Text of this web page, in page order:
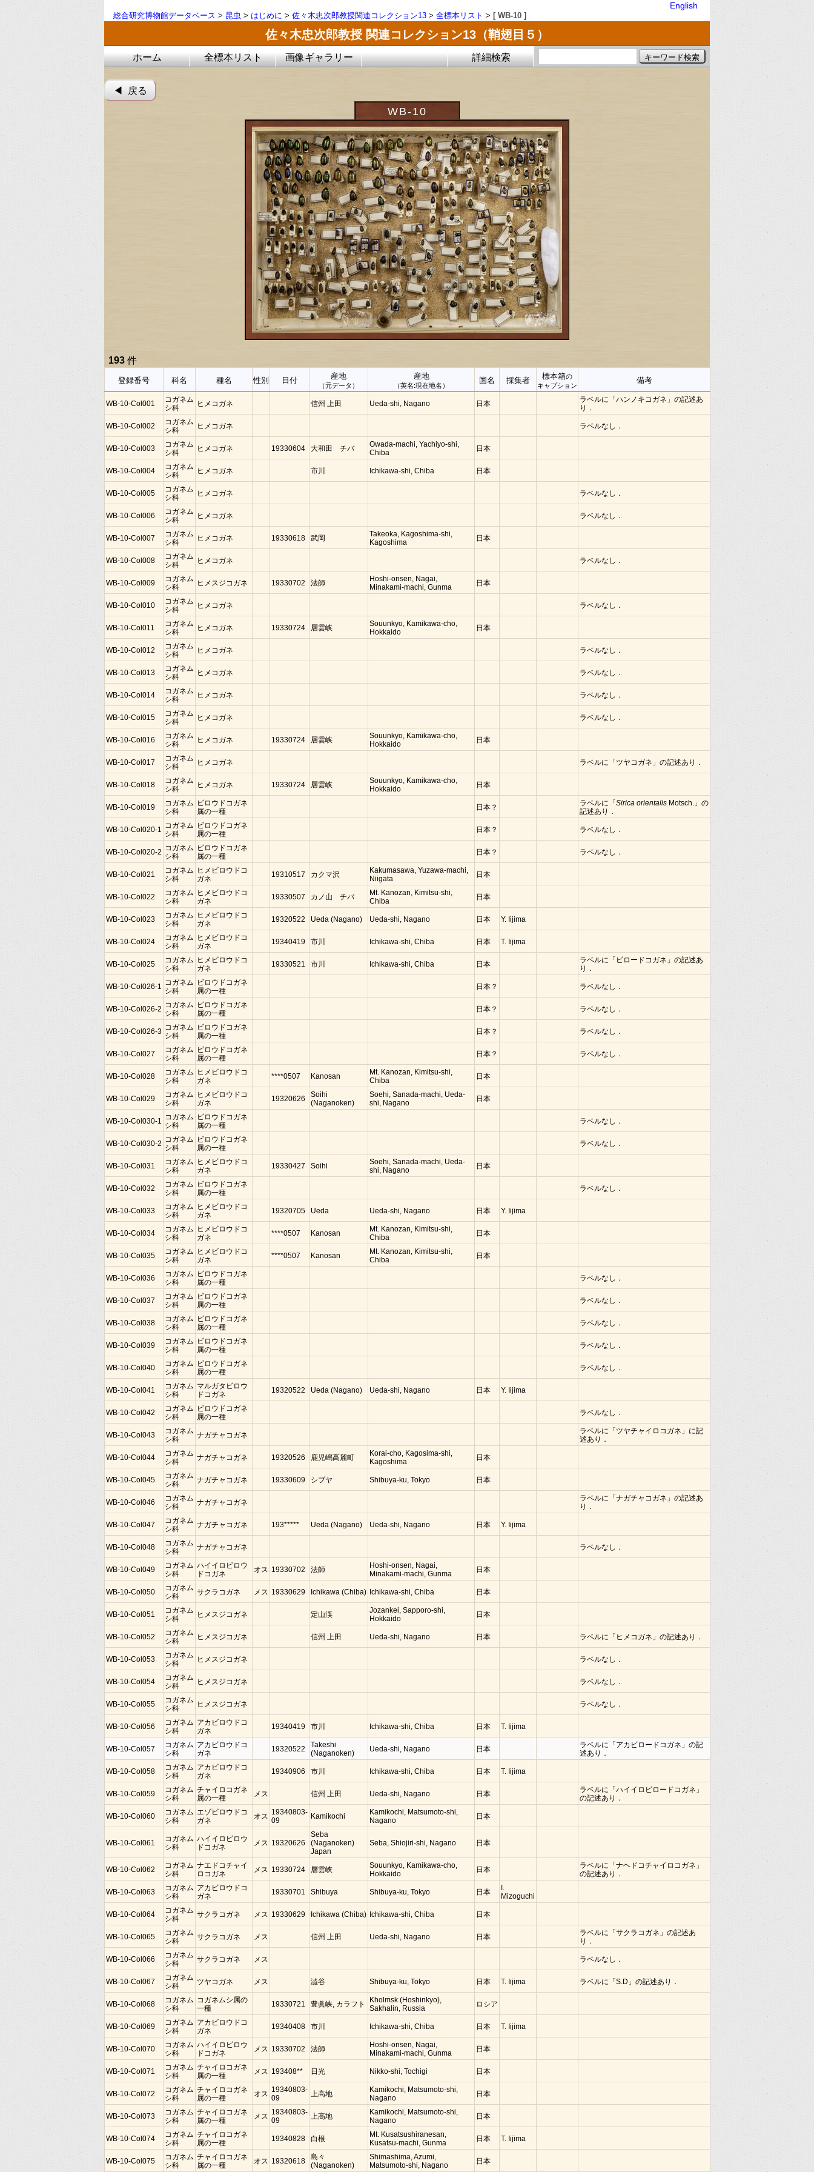
English
総合研究博物館データベース > 昆虫 > はじめに > 佐々木忠次郎教授関連コレクション13 > 全標本リスト > [ WB-10 ]
佐々木忠次郎教授 関連コレクション13（鞘翅目５）
ホーム 全標本リスト 画像ギャラリー 詳細検索
◀︎ 戻る
WB-10
193 件
登録番号 科名 種名 性別 日付 産地
（元データ）
産地
（英名:現在地名）
国名 採集者 標本箱の
キャプション
備考
WB-10-Col001
コガネム
シ科
ヒメコガネ 信州 上田 Ueda-shi, Nagano 日本
ラベルに「ハンノキコガネ」の記述あ
り．
WB-10-Col002
コガネム
シ科
ヒメコガネ ラベルなし．
WB-10-Col003
コガネム
シ科
ヒメコガネ 19330604 大和田 チバ
Owada-machi, Yachiyo-shi,
Chiba
日本
WB-10-Col004
コガネム
シ科
ヒメコガネ 市川 Ichikawa-shi, Chiba 日本
WB-10-Col005
コガネム
シ科
ヒメコガネ ラベルなし．
WB-10-Col006
コガネム
シ科
ヒメコガネ ラベルなし．
WB-10-Col007
コガネム
シ科
ヒメコガネ 19330618 武岡
Takeoka, Kagoshima-shi,
Kagoshima
日本
WB-10-Col008
コガネム
シ科
ヒメコガネ ラベルなし．
WB-10-Col009
コガネム
シ科
ヒメスジコガネ 19330702 法師
Hoshi-onsen, Nagai,
Minakami-machi, Gunma
日本
WB-10-Col010
コガネム
シ科
ヒメコガネ ラベルなし．
WB-10-Col011
コガネム
シ科
ヒメコガネ 19330724 層雲峡
Souunkyo, Kamikawa-cho,
Hokkaido
日本
WB-10-Col012
コガネム
シ科
ヒメコガネ ラベルなし．
WB-10-Col013
コガネム
シ科
ヒメコガネ ラベルなし．
WB-10-Col014
コガネム
シ科
ヒメコガネ ラベルなし．
WB-10-Col015
コガネム
シ科
ヒメコガネ ラベルなし．
WB-10-Col016
コガネム
シ科
ヒメコガネ 19330724 層雲峡
Souunkyo, Kamikawa-cho,
Hokkaido
日本
WB-10-Col017
コガネム
シ科
ヒメコガネ ラベルに「ツヤコガネ」の記述あり．
WB-10-Col018
コガネム
シ科
ヒメコガネ 19330724 層雲峡
Souunkyo, Kamikawa-cho,
Hokkaido
日本
WB-10-Col019
コガネム
シ科
ビロウドコガネ
属の一種
日本？ ラベルに「 Sirica orientalis Motsch.」の
記述あり．
WB-10-Col020-1 コガネム
シ科
ビロウドコガネ
属の一種
日本？ ラベルなし．
WB-10-Col020-2 コガネム
シ科
ビロウドコガネ
属の一種
日本？ ラベルなし．
WB-10-Col021
コガネム
シ科
ヒメビロウドコ
ガネ
19310517 カクマ沢
Kakumasawa, Yuzawa-machi,
Niigata
日本
WB-10-Col022
コガネム
シ科
ヒメビロウドコ
ガネ
19330507 カノ山 チバ
Mt. Kanozan, Kimitsu-shi,
Chiba
日本
WB-10-Col023
コガネム
シ科
ヒメビロウドコ
ガネ
19320522 Ueda (Nagano) Ueda-shi, Nagano 日本 Y. Iijima
WB-10-Col024
コガネム
シ科
ヒメビロウドコ
ガネ
19340419 市川 Ichikawa-shi, Chiba 日本 T. Iijima
WB-10-Col025
コガネム
シ科
ヒメビロウドコ
ガネ
19330521 市川 Ichikawa-shi, Chiba 日本
ラベルに「ビロードコガネ」の記述あ
り．
WB-10-Col026-1 コガネム
シ科
ビロウドコガネ
属の一種
日本？ ラベルなし．
WB-10-Col026-2 コガネム
シ科
ビロウドコガネ
属の一種
日本？ ラベルなし．
WB-10-Col026-3 コガネム
シ科
ビロウドコガネ
属の一種
日本？ ラベルなし．
WB-10-Col027
コガネム
シ科
ビロウドコガネ
属の一種
日本？ ラベルなし．
WB-10-Col028
コガネム
シ科
ヒメビロウドコ
ガネ
****0507 Kanosan
Mt. Kanozan, Kimitsu-shi,
Chiba
日本
WB-10-Col029
コガネム
シ科
ヒメビロウドコ
ガネ
19320626
Soihi
(Naganoken)
Soehi, Sanada-machi, Ueda-
shi, Nagano
日本
WB-10-Col030-1 コガネム
シ科
ビロウドコガネ
属の一種
ラベルなし．
WB-10-Col030-2 コガネム
シ科
ビロウドコガネ
属の一種
ラベルなし．
WB-10-Col031
コガネム
シ科
ヒメビロウドコ
ガネ
19330427 Soihi
Soehi, Sanada-machi, Ueda-
shi, Nagano
日本
WB-10-Col032
コガネム
シ科
ビロウドコガネ
属の一種
ラベルなし．
WB-10-Col033
コガネム
シ科
ヒメビロウドコ
ガネ
19320705 Ueda Ueda-shi, Nagano 日本 Y. Iijima
WB-10-Col034
コガネム
シ科
ヒメビロウドコ
ガネ
****0507 Kanosan
Mt. Kanozan, Kimitsu-shi,
Chiba
日本
WB-10-Col035
コガネム
シ科
ヒメビロウドコ
ガネ
****0507 Kanosan
Mt. Kanozan, Kimitsu-shi,
Chiba
日本
WB-10-Col036
コガネム
シ科
ビロウドコガネ
属の一種
ラベルなし．
WB-10-Col037
コガネム
シ科
ビロウドコガネ
属の一種
ラベルなし．
WB-10-Col038
コガネム
シ科
ビロウドコガネ
属の一種
ラベルなし．
WB-10-Col039
コガネム
シ科
ビロウドコガネ
属の一種
ラベルなし．
WB-10-Col040
コガネム
シ科
ビロウドコガネ
属の一種
ラベルなし．
WB-10-Col041
コガネム
シ科
マルガタビロウ
ドコガネ
19320522 Ueda (Nagano) Ueda-shi, Nagano 日本 Y. Iijima
WB-10-Col042
コガネム
シ科
ビロウドコガネ
属の一種
ラベルなし．
WB-10-Col043
コガネム
シ科
ナガチャコガネ
ラベルに「ツヤチャイロコガネ」に記
述あり．
WB-10-Col044
コガネム
シ科
ナガチャコガネ 19320526 鹿児嶋高麗町
Korai-cho, Kagosima-shi,
Kagoshima
日本
WB-10-Col045
コガネム
シ科
ナガチャコガネ 19330609 シブヤ Shibuya-ku, Tokyo 日本
WB-10-Col046
コガネム
シ科
ナガチャコガネ
ラベルに「ナガチャコガネ」の記述あ
り．
WB-10-Col047
コガネム
シ科
ナガチャコガネ 193***** Ueda (Nagano) Ueda-shi, Nagano 日本 Y. Iijima
WB-10-Col048
コガネム
シ科
ナガチャコガネ ラベルなし．
WB-10-Col049
コガネム
シ科
ハイイロビロウ
ドコガネ
オス 19330702 法師
Hoshi-onsen, Nagai,
Minakami-machi, Gunma
日本
WB-10-Col050
コガネム
シ科
サクラコガネ メス 19330629 Ichikawa (Chiba) Ichikawa-shi, Chiba 日本
WB-10-Col051
コガネム
シ科
ヒメスジコガネ 定山渓
Jozankei, Sapporo-shi,
Hokkaido
日本
WB-10-Col052
コガネム
シ科
ヒメスジコガネ 信州 上田 Ueda-shi, Nagano 日本 ラベルに「ヒメコガネ」の記述あり．
WB-10-Col053
コガネム
シ科
ヒメスジコガネ ラベルなし．
WB-10-Col054
コガネム
シ科
ヒメスジコガネ ラベルなし．
WB-10-Col055
コガネム
シ科
ヒメスジコガネ ラベルなし．
WB-10-Col056
コガネム
シ科
アカビロウドコ
ガネ
19340419 市川 Ichikawa-shi, Chiba 日本 T. Iijima
WB-10-Col057
コガネム
シ科
アカビロウドコ
ガネ
19320522
Takeshi
(Naganoken)
Ueda-shi, Nagano 日本
ラベルに「アカビロードコガネ」の記
述あり．
WB-10-Col058
コガネム
シ科
アカビロウドコ
ガネ
19340906 市川 Ichikawa-shi, Chiba 日本 T. Iijima
WB-10-Col059
コガネム
シ科
チャイロコガネ
属の一種
メス 信州 上田 Ueda-shi, Nagano 日本
ラベルに「ハイイロビロードコガネ」
の記述あり．
WB-10-Col060
コガネム
シ科
エゾビロウドコ
ガネ
オス 19340803-
09
Kamikochi
Kamikochi, Matsumoto-shi,
Nagano
日本
WB-10-Col061
コガネム
シ科
ハイイロビロウ
ドコガネ
メス 19320626
Seba
(Naganoken)
Japan
Seba, Shiojiri-shi, Nagano 日本
WB-10-Col062
コガネム
シ科
ナエドコチャイ
ロコガネ
メス 19330724 層雲峡
Souunkyo, Kamikawa-cho,
Hokkaido
日本
ラベルに「ナヘドコチャイロコガネ」
の記述あり．
WB-10-Col063
コガネム
シ科
アカビロウドコ
ガネ
19330701 Shibuya Shibuya-ku, Tokyo 日本
I.
Mizoguchi
WB-10-Col064
コガネム
シ科
サクラコガネ メス 19330629 Ichikawa (Chiba) Ichikawa-shi, Chiba 日本
WB-10-Col065
コガネム
シ科
サクラコガネ メス 信州 上田 Ueda-shi, Nagano 日本
ラベルに「サクラコガネ」の記述あ
り．
WB-10-Col066
コガネム
シ科
サクラコガネ メス ラベルなし．
WB-10-Col067
コガネム
シ科
ツヤコガネ メス 澁谷 Shibuya-ku, Tokyo 日本 T. Iijima ラベルに「S.D」の記述あり．
WB-10-Col068
コガネム
シ科
コガネムシ属の
一種
19330721 豊眞峡, カラフト
Kholmsk (Hoshinkyo),
Sakhalin, Russia
ロシア
WB-10-Col069
コガネム
シ科
アカビロウドコ
ガネ
19340408 市川 Ichikawa-shi, Chiba 日本 T. Iijima
WB-10-Col070
コガネム
シ科
ハイイロビロウ
ドコガネ
メス 19330702 法師
Hoshi-onsen, Nagai,
Minakami-machi, Gunma
日本
WB-10-Col071
コガネム
シ科
チャイロコガネ
属の一種
メス 193408** 日光 Nikko-shi, Tochigi 日本
WB-10-Col072
コガネム
シ科
チャイロコガネ
属の一種
オス 19340803-
09
上高地
Kamikochi, Matsumoto-shi,
Nagano
日本
WB-10-Col073
コガネム
シ科
チャイロコガネ
属の一種
メス 19340803-
09
上高地
Kamikochi, Matsumoto-shi,
Nagano
日本
WB-10-Col074
コガネム
シ科
チャイロコガネ
属の一種
19340828 白根
Mt. Kusatsushiranesan,
Kusatsu-machi, Gunma
日本 T. Iijima
WB-10-Col075
コガネム
シ科
チャイロコガネ
属の一種
オス 19320618
島々
(Naganoken)
Shimashima, Azumi,
Matsumoto-shi, Nagano
日本